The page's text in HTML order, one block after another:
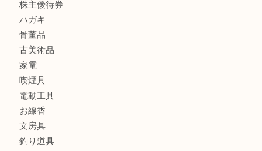
レターパック
全て
貴金属
宝石
金製品
銀製品
財布
バッグ